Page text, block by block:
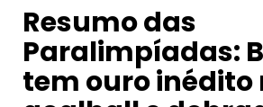
Resumo das
Paralimpíadas:
tem ouro inédito